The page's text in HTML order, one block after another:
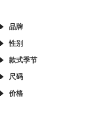
品牌
性别
款式季节
尺码
价格